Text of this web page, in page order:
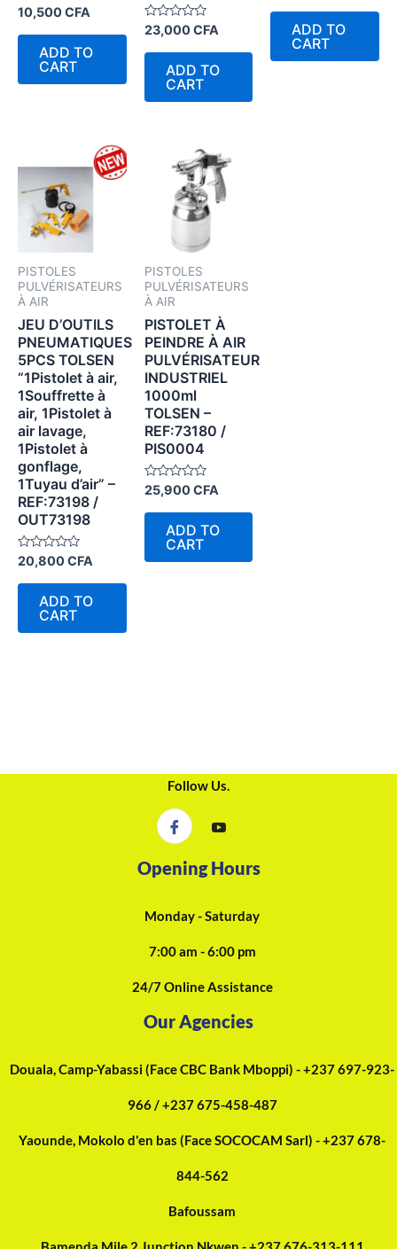
Rated
out
10,500CFA
ADD TO
CART
Rated
out
23,000CFA
ADD TO
CART
Rated
5
ADD TO
CART
PISTOLES
PULVÉRISATEURS
À AIR
JEU D’OUTILS
PNEUMATIQUES
5PCS TOLSEN
“1Pistolet à air,
1Souffrette à
air, 1Pistolet à
air lavage,
1Pistolet à
gonflage,
1Tuyau d’air” –
REF:73198 /
OUT73198
Rated
out
20,800CFA
ADD TO
CART
PISTOLES
PULVÉRISATEURS
À AIR
PISTOLET À
PEINDRE À AIR
PULVÉRISATEUR
INDUSTRIEL
1000ml
TOLSEN –
REF:73180 /
PIS0004
Rated
out
25,900CFA
ADD TO
CART
Follow Us.
Opening Hours
Monday - Saturday
7:00 am - 6:00 pm
24/7 Online Assistance
Our Agencies
Douala, Camp-Yabassi (Face CBC Bank Mboppi) - +237 697-923-
966 / +237 675-458-487
Yaounde, Mokolo d'en bas (Face SOCOCAM Sarl) - +237 678-
844-562
Bafoussam